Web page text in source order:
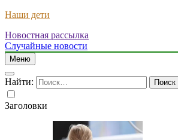
Наши дети
Новостная рассылка
Случайные новости
Меню
Найти:
Заголовки